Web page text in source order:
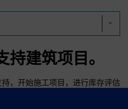
持建筑项目。
，开始施工项目，进行库存评估
胞胎建造整个项目并将其带入使